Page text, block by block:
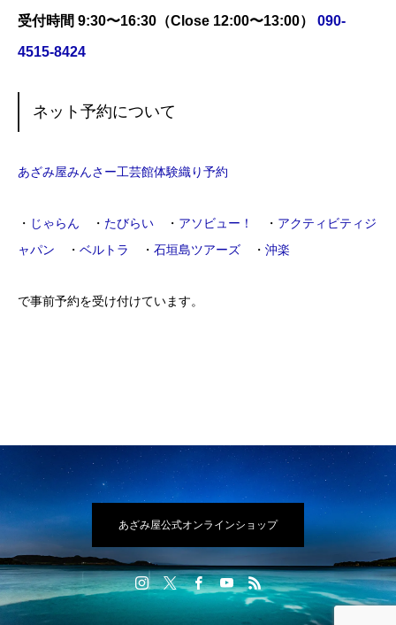
受付時間 9:30〜16:30（Close 12:00〜13:00） 090-
4515-8424
ネット予約について
あざみ屋みんさー工芸館体験織り予約
・ じゃらん ・ たびらい ・ アソビュー！ ・ アクティビティジ
ャパン ・ ベルトラ ・ 石垣島ツアーズ ・ 沖楽
で事前予約を受け付けています。
あざみ屋公式オンラインショップ